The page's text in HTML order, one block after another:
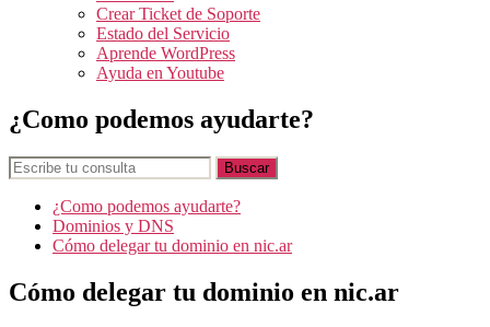
Crear Ticket de Soporte
Estado del Servicio
Aprende WordPress
Ayuda en Youtube
¿Como podemos ayudarte?
¿Como podemos ayudarte?
Dominios y DNS
Cómo delegar tu dominio en nic.ar
Cómo delegar tu dominio en nic.ar